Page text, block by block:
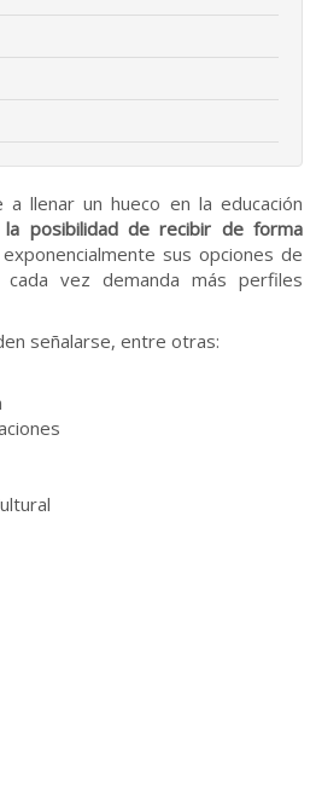
llenar un hueco en la educación
posibilidad de recibir de forma
sus opciones de
vez demanda más perfiles
señalarse, entre otras: